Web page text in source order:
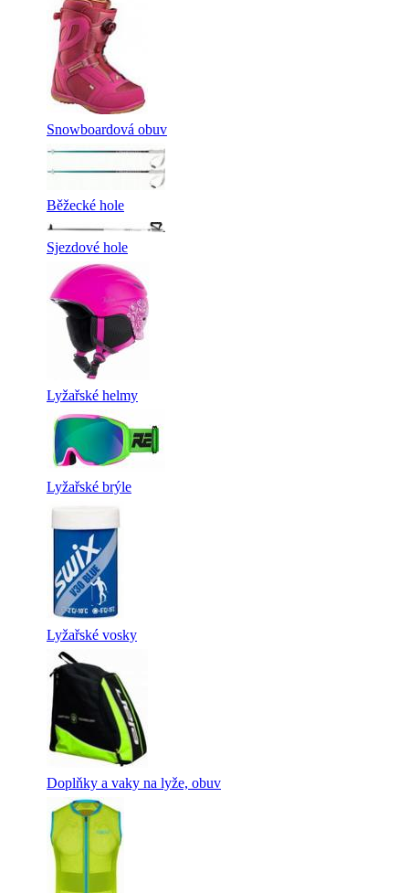
Snowboardová obuv
Běžecké hole
Sjezdové hole
Lyžařské helmy
Lyžařské brýle
Lyžařské vosky
Doplňky a vaky na lyže, obuv